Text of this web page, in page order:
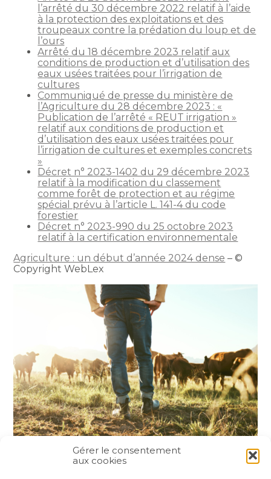
Gérer le consentement
aux cookies
l’arrêté du 30 décembre 2022 relatif à l’aide
à la protection des exploitations et des
troupeaux contre la prédation du loup et de
l’ours
Arrêté du 18 décembre 2023 relatif aux
conditions de production et d’utilisation des
eaux usées traitées pour l’irrigation de
cultures
Communiqué de presse du ministère de
l’Agriculture du 28 décembre 2023 : «
Publication de l’arrêté « REUT irrigation »
relatif aux conditions de production et
d’utilisation des eaux usées traitées pour
l’irrigation de cultures et exemples concrets
»
Décret n° 2023-1402 du 29 décembre 2023
relatif à la modification du classement
comme forêt de protection et au régime
spécial prévu à l’article L. 141-4 du code
forestier
Décret n° 2023-990 du 25 octobre 2023
relatif à la certification environnementale
Agriculture : un début d’année 2024 dense – ©
Copyright WebLex